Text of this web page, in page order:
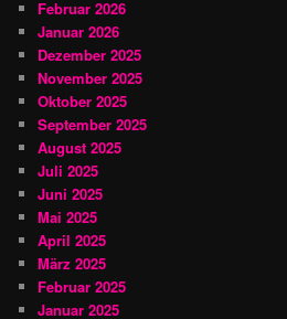
Februar 2026
Januar 2026
Dezember 2025
November 2025
Oktober 2025
September 2025
August 2025
Juli 2025
Juni 2025
Mai 2025
April 2025
März 2025
Februar 2025
Januar 2025